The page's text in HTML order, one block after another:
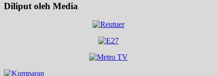
Diliput oleh Media